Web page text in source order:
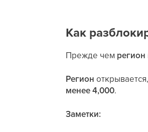
Как
Прежде чем регион
Регион
менее 4,000.
Заметки: